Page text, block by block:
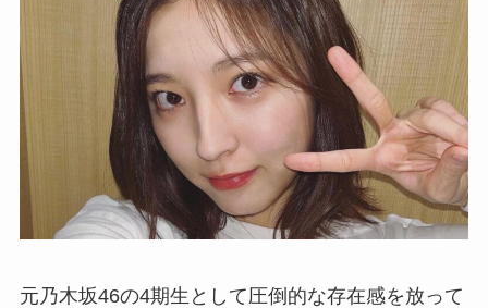
元乃木坂46の4期生として圧倒的な存在感を放って